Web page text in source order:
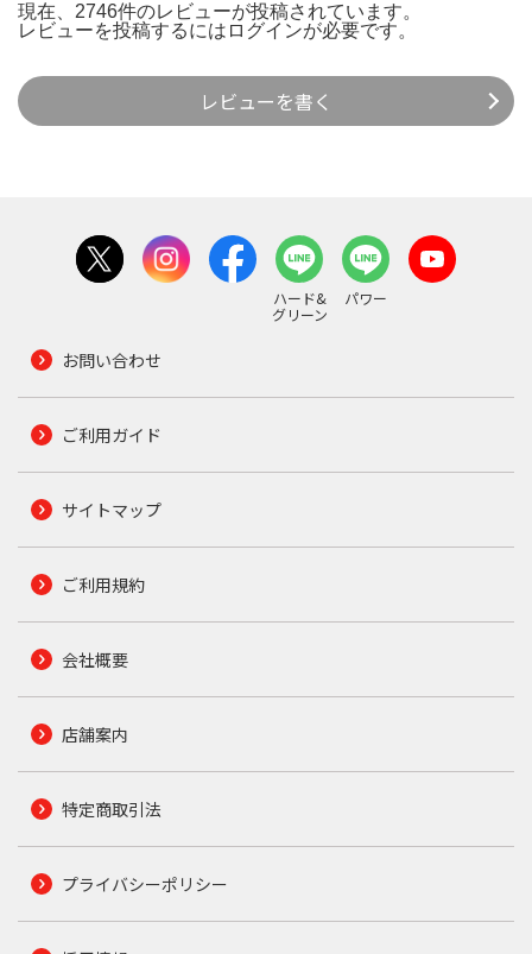
現在、2746件のレビューが投稿されています。
レビューを投稿するには ログインが必要です。
レビューを書く
ハード&
グリーン
パワー
お問い合わせ
ご利用ガイド
サイトマップ
ご利用規約
会社概要
店舗案内
特定商取引法
プライバシーポリシー